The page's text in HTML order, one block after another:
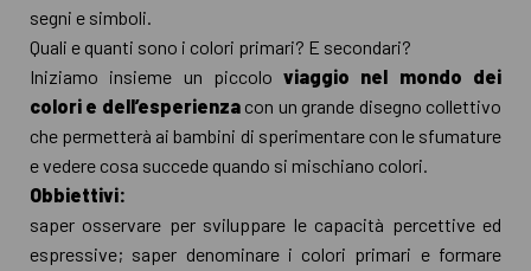
segni e simboli.
Quali e quanti sono i colori primari? E secondari?
Iniziamo insieme un piccoloviaggio nel mondo dei
colori e dell’esperienza con un grande disegno collettivo
che permetterà ai bambini di sperimentare con le sfumature
e vedere cosa succede quando si mischiano colori.
Obbiettivi:
saper osservare per sviluppare le capacità percettive ed
espressive; saper denominare i colori primari e formare